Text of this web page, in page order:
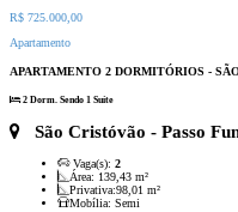
R$ 725.000,00
Apartamento
APARTAMENTO 2 DORMITÓRIOS -
2 Dorm. Sendo 1 Suíte
São Cristóvão - Passo
Vaga(s): 2
Área: 139,43 m²
Privativa:98,01 m²
Mobília: Semi